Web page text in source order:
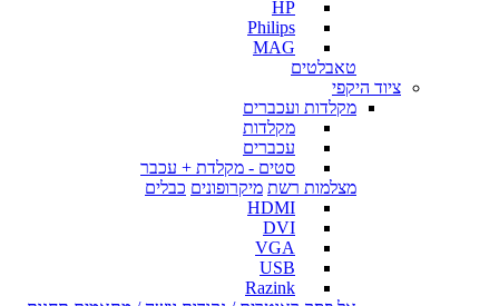
HP
Philips
MAG
טאבלטים
ציוד היקפי
מקלדות ועכברים
מקלדות
עכברים
סטים - מקלדת + עכבר
מצלמות רשת מיקרופונים כבלים
HDMI
DVI
VGA
USB
Razink